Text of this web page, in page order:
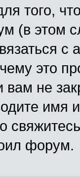
того,
(в этом
это
вам не
имя
форум.